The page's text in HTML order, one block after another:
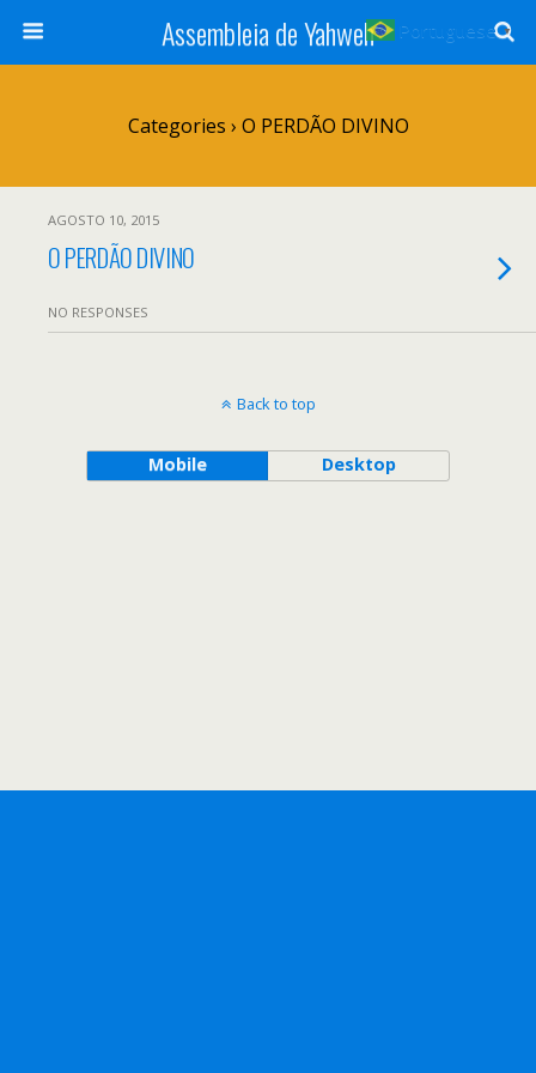
Assembleia de Yahweh
Categories › O PERDÃO DIVINO
AGOSTO 10, 2015
O PERDÃO DIVINO
NO RESPONSES
Back to top
Mobile Desktop
Portuguese ▼